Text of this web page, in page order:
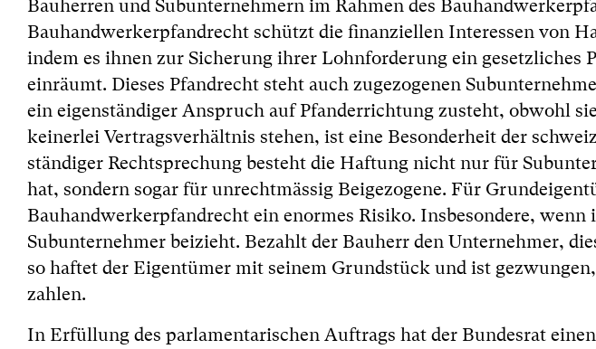
Bauherren und Subunternehmern im Rahmen des
Bauhandwerkerpfandrecht schützt die finanziellen Interessen von
indem es ihnen zur Sicherung ihrer Lohnforderung ein gesetzliches
einräumt. Dieses Pfandrecht steht auch zugezogenen
ein eigenständiger Anspruch auf Pfanderrichtung zusteht, obwohl
keinerlei Vertragsverhältnis stehen, ist eine Besonderheit der
ständiger Rechtsprechung besteht die Haftung nicht nur für
hat, sondern sogar für unrechtmässig Beigezogene. Für
Bauhandwerkerpfandrecht ein enormes Risiko. Insbesondere,
Subunternehmer beizieht. Bezahlt der Bauherr den Unternehmer,
so haftet der Eigentümer mit seinem Grundstück und ist
zahlen.
In Erfüllung des parlamentarischen Auftrags hat der Bundesrat